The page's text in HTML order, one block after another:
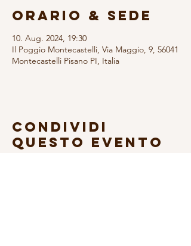
Orario & Sede
10. Aug. 2024, 19:30
Il Poggio Montecastelli, Via Maggio, 9, 56041
Montecastelli Pisano PI, Italia
Condividi
questo evento